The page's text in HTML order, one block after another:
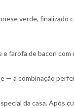
verde,
e farofa de bacon
— a combinação
da casa. Após